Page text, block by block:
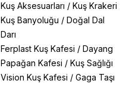
Kuş Aksesuarları / Kuş Krakeri
Kuş Banyoluğu / Doğal Dal
Darı
Ferplast Kuş Kafesi / Dayang
Papağan Kafesi / Kuş Sağlığı
Vision Kuş Kafesi / Gaga Taşı